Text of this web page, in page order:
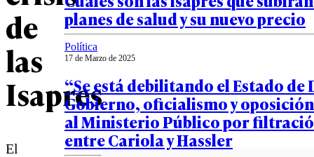
de
las
Isapres
El
planes de salud y su nuevo precio
Política
17 de Marzo de 2025
“Se está debilitando el Estado de
Gobierno, oficialismo y
al Ministerio Público por
entre Cariola y Hassler